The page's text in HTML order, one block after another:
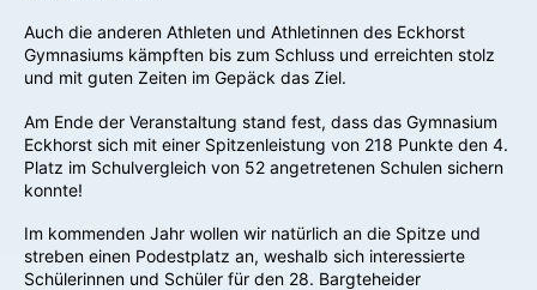
Auch die anderen Athleten und Athletinnen des Eckhorst
Gymnasiums kämpften bis zum Schluss und erreichten stolz
und mit guten Zeiten im Gepäck das Ziel.
Am Ende der Veranstaltung stand fest, dass das Gymnasium
Eckhorst sich mit einer Spitzenleistung von 218 Punkte den 4.
Platz im Schulvergleich von 52 angetretenen Schulen sichern
konnte!
Im kommenden Jahr wollen wir natürlich an die Spitze und
streben einen Podestplatz an, weshalb sich interessierte
Schülerinnen und Schüler für den 28. Bargteheider